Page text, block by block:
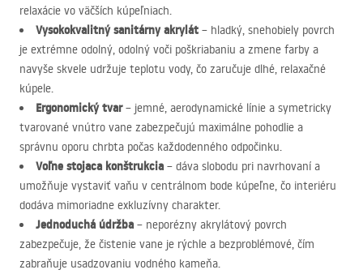
relaxácie vo väčších kúpeľniach.
Vysokokvalitný sanitárny akrylát – hladký, snehobiely povrch
je extrémne odolný, odolný voči poškriabaniu a zmene farby a
navyše skvele udržuje teplotu vody, čo zaručuje dlhé, relaxačné
kúpele.
Ergonomický tvar– jemné, aerodynamické línie a symetricky
tvarované vnútro vane zabezpečujú maximálne pohodlie a
správnu oporu chrbta počas každodenného odpočinku.
Voľne stojaca konštrukcia – dáva slobodu pri navrhovaní a
umožňuje vystaviť vaňu v centrálnom bode kúpeľne, čo interiéru
dodáva mimoriadne exkluzívny charakter.
Jednoduchá údržba – neporézny akrylátový povrch
zabezpečuje, že čistenie vane je rýchle a bezproblémové, čím
zabraňuje usadzovaniu vodného kameňa.